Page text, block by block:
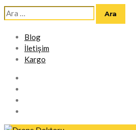
Arama:
Blog
İletişim
Kargo